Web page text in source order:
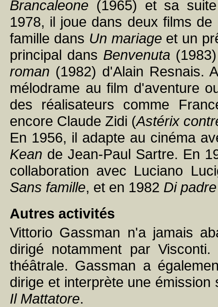
Brancaleone (1965) et sa
1978, il joue dans deux films
famille dans Un mariage et un
principal dans Benvenuta
roman (1982) d'Alain Resnais.
mélodrame au film d'aventure
des réalisateurs comme
encore Claude Zidi (Astérix
En 1956, il adapte au cinéma
Kean de Jean-Paul Sartre. En
collaboration avec Luciano
Sans famille, et en 1982 Di
Autres activités
Vittorio Gassman n'a jamais
dirigé notamment par
théâtrale. Gassman a
dirige et interprète une
Il Mattatore.